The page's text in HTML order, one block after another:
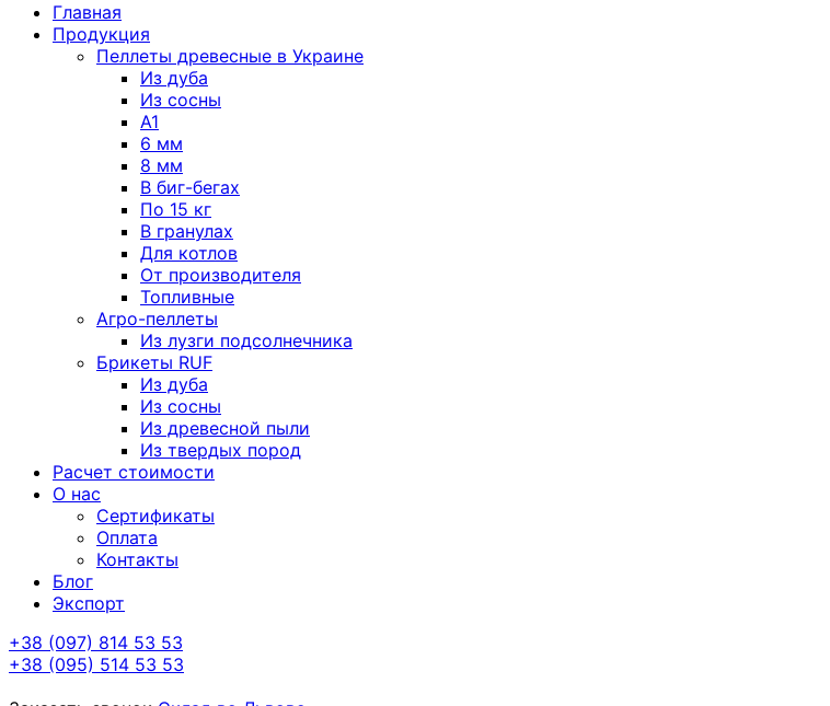
Главная
Продукция
Пеллеты древесные в Украине
Из дуба
Из сосны
A1
6 мм
8 мм
В биг-бегах
По 15 кг
В гранулах
Для котлов
От производителя
Топливные
Агро-пеллеты
Из лузги подсолнечника
Брикеты RUF
Из дуба
Из сосны
Из древесной пыли
Из твердых пород
Расчет стоимости
О нас
Сертификаты
Оплата
Контакты
Блог
Экспорт
+38 (097) 814 53 53
+38 (095) 514 53 53